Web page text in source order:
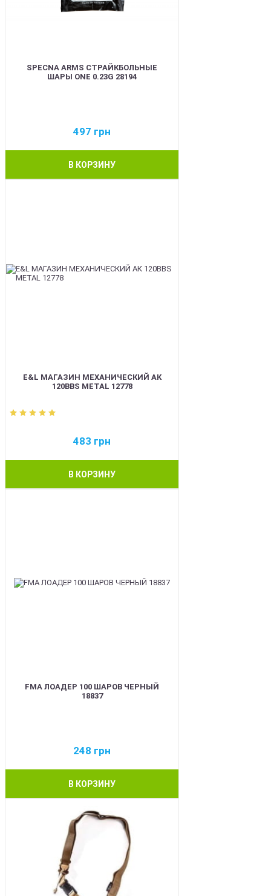
SPECNA ARMS СТРАЙКБОЛЬНЫЕ
ШАРЫ ONE 0.23G 28194
497 грн
В КОРЗИНУ
E&L МАГАЗИН МЕХАНИЧЕСКИЙ АК
120BBS METAL 12778
483 грн
В КОРЗИНУ
FMA ЛОАДЕР 100 ШАРОВ ЧЕРНЫЙ
18837
248 грн
В КОРЗИНУ